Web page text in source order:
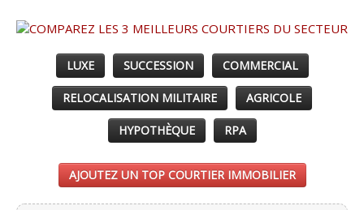
ESPACE COURTIER ▼
LUXE SUCCESSION COMMERCIAL
RELOCALISATION MILITAIRE AGRICOLE
HYPOTHÈQUE RPA
AJOUTEZ UN TOP COURTIER IMMOBILIER